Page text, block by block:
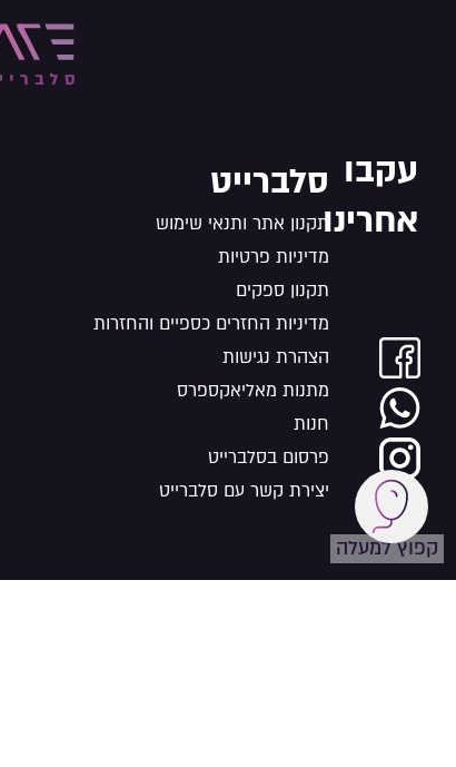
עקבו
אחרינו
סלברייט
תקנון אתר ותנאי שימוש
מדיניות פרטיות
תקנון ספקים
מדיניות החזרים כספיים והחזרות
הצהרת נגישות
מתנות מאליאקספרס
חנות
פרסום בסלברייט
יצירת קשר עם סלברייט
קפוץ למעלה